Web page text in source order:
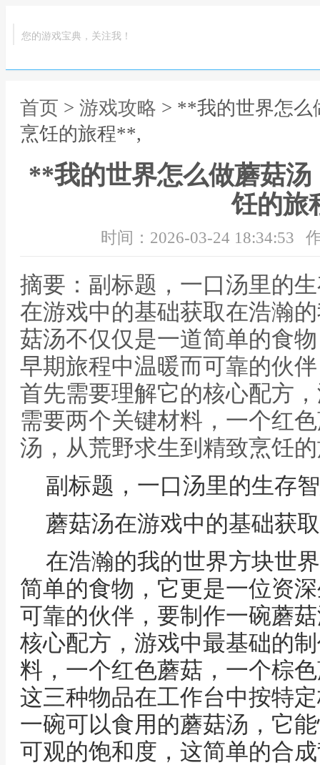
您的游戏宝典，关注我！
首页 > 游戏攻略 > **我的世界怎么
烹饪的旅程**,
**我的世界怎么做蘑菇
饪的旅
时间：2026-03-24 18:34:53
摘要：副标题，一口汤里的
在游戏中的基础获取在浩瀚
菇汤不仅仅是一道简单的食
早期旅程中温暖而可靠的伙
首先需要理解它的核心配方
需要两个关键材料，一个红
汤，从荒野求生到精致烹饪
副标题，一口汤里的生存
蘑菇汤在游戏中的基础获取
在浩瀚的我的世界方块世
简单的食物，它更是一位资
可靠的伙伴，要制作一碗蘑
核心配方，游戏中最基础的
料，一个红色蘑菇，一个棕
这三种物品在工作台中按特
一碗可以食用的蘑菇汤，它
可观的饱和度，这简单的合